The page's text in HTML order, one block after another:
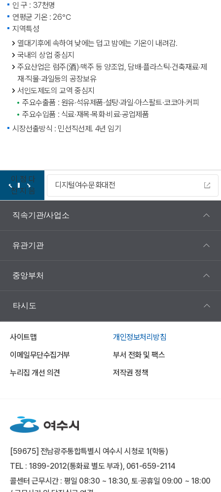
인 구 : 37천명
연평균 기온 : 26℃
지역특성
열대기후에 속하여 낮에는 덥고 밤에는 기온이 내려감.
국내의 상업 중심지
주요산업은 럼주(酒)·맥주 등 양조업, 담배·플라스틱·건축재료·제
재·직물·과일등의 공장보유
서인도제도의 교역 중심지
주요수출품 : 원유·석유제품·설탕·과일·아스팔트·코코아·커피
주요수입품 : 식료·재목·목화·비료·공업제품
시장선출방식 : 민선직선제. 4년 임기
이
전
정
지
다
음
디지털여수문화대전
직속기관/사업소
유관기관
중앙부처
타시도
사이트맵
개인정보처리방침
이메일무단수집거부
부서 전화 및 팩스
누리집 개선 의견
저작권 정책
[59675] 전남광주통합특별시 여수시 시청로 1(학동)
TEL : 1899-2012(통화료 별도 부과), 061-659-2114
콜센터 근무시간 : 평일 08:30 ~ 18:30, 토·공휴일 09:00 ~ 18:00